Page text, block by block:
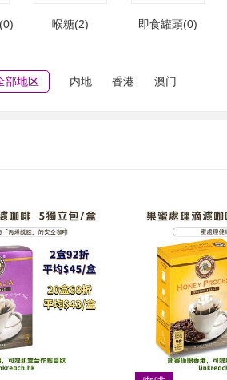
喉糖(2) 即食罐頭(0)
部地区 内地 香港 澳门